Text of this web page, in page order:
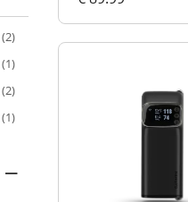
(2)
(1)
(2)
(1)